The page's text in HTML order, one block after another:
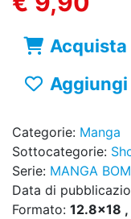
Acquista
Categorie: Manga
Sottocategorie:
Serie: MANGA
Data di
Formato: 12.8x18 ,